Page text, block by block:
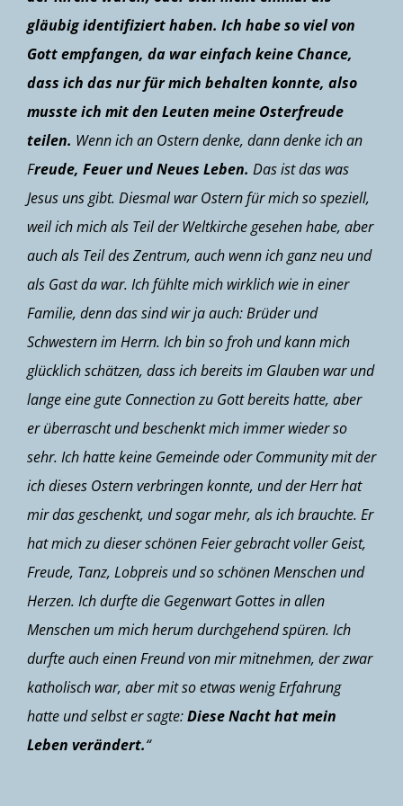
gläubig identifiziert haben. Ich habe so viel von
Gott empfangen, da war einfach keine Chance,
dass ich das nur für mich behalten konnte, also
musste ich mit den Leuten meine Osterfreude
teilen. Wenn ich an Ostern denke, dann denke ich an
Freude, Feuer und Neues Leben. Das ist das was
Jesus uns gibt. Diesmal war Ostern für mich so speziell,
weil ich mich als Teil der Weltkirche gesehen habe, aber
auch als Teil des Zentrum, auch wenn ich ganz neu und
als Gast da war. Ich fühlte mich wirklich wie in einer
Familie, denn das sind wir ja auch: Brüder und
Schwestern im Herrn. Ich bin so froh und kann mich
glücklich schätzen, dass ich bereits im Glauben war und
lange eine gute Connection zu Gott bereits hatte, aber
er überrascht und beschenkt mich immer wieder so
sehr. Ich hatte keine Gemeinde oder Community mit der
ich dieses Ostern verbringen konnte, und der Herr hat
mir das geschenkt, und sogar mehr, als ich brauchte. Er
hat mich zu dieser schönen Feier gebracht voller Geist,
Freude, Tanz, Lobpreis und so schönen Menschen und
Herzen. Ich durfte die Gegenwart Gottes in allen
Menschen um mich herum durchgehend spüren. Ich
durfte auch einen Freund von mir mitnehmen, der zwar
katholisch war, aber mit so etwas wenig Erfahrung
hatte und selbst er sagte:Diese Nacht hat mein
Leben verändert.“